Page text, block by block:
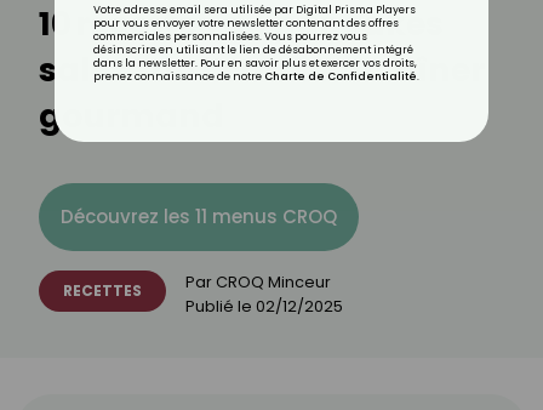
10 recettes de pancakes
salés : de l’entrée au dîner
gourmand
Découvrez les 11 menus CROQ
RECETTES Par CROQ Minceur
Publié le 02/12/2025
Votre adresse email sera utilisée par Digital Prisma Players
pour vous envoyer votre newsletter contenant des offres
commerciales personnalisées. Vous pourrez vous
désinscrire en utilisant le lien de désabonnement intégré
dans la newsletter. Pour en savoir plus et exercer vos droits,
prenez connaissance de notre Charte de Confidentialité.